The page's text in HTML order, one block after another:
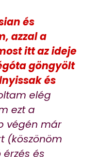
és
azzal a
itt az ideje
göngyölt
és
elég
ezt a
végén már
(köszönöm
és